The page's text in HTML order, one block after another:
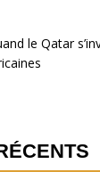
le Qatar